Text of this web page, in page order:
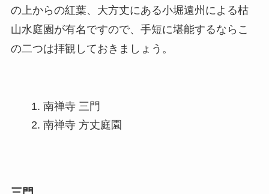
の上からの紅葉、大方丈にある小堀遠州による枯
山水庭園が有名ですので、手短に堪能するならこ
の二つは拝観しておきましょう。
南禅寺 三門
南禅寺 方丈庭園